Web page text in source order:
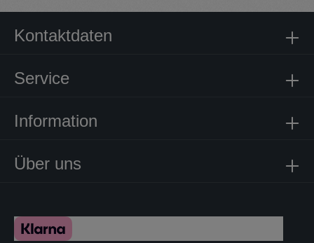
Über uns
Kontaktdaten
Service
Information